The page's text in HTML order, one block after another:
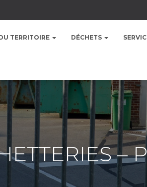
TERRITOIRE DÉCHETS
–